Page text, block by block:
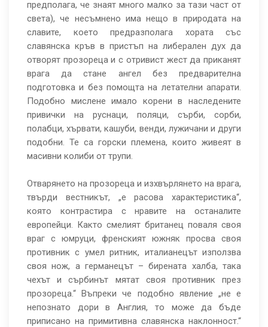
предполага, че знаят много малко за тази част от
света), че несъмнено има нещо в природата на
славите, което предразполага хората със
славянска кръв в пристъп на либерален дух да
отворят прозореца и с отривист жест да приканят
врага да стане ангел без предварителна
подготовка и без помощта на летателни апарати.
Подобно мислене имало корени в наследените
привички на руснаци, поляци, сърби, сорби,
полабци, хървати, кашуби, венди, лужичани и други
подобни. Те са горски племена, които живеят в
масивни колиби от трупи.
Отварянето на прозореца и изхвърлянето на врага,
твърди вестникът, „е расова характеристика“,
която контрастира с нравите на останалите
европейци. Както смелият британец поваля своя
враг с юмруци, френският южняк просва своя
противник с умел ритник, италианецът използва
своя нож, а германецът – бирената халба, така
чехът и сърбинът мятат своя противник през
прозореца.“ Въпреки че подобно явление „не е
непознато дори в Англия, то може да бъде
приписано на примитивна славянска наклонност.“